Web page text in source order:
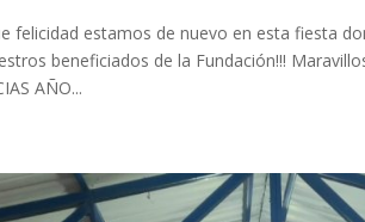
felicidad estamos de nuevo en esta fiesta
beneficiados de la Fundación!!!
AÑO...